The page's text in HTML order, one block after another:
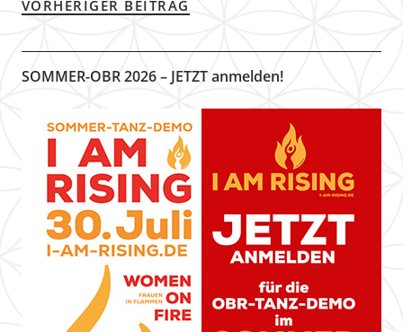
VORHERIGER BEITRAG
SOMMER-OBR 2026 – JETZT anmelden!